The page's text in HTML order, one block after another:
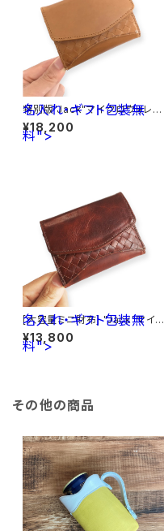
名入れ・ギフト包装無
料">
特別版"Jack"マイクロウォレッ
ト イタリア産ブッテーロ < キャ
メル> 名入れ・ギフト包装無料
¥18,200
名入れ・ギフト包装無
料">
[大容量ミニ財布] "Jack"マイク
ロウォレット < Brown> 名入
れ・ギフト包装無料
¥13,800
その他の商品